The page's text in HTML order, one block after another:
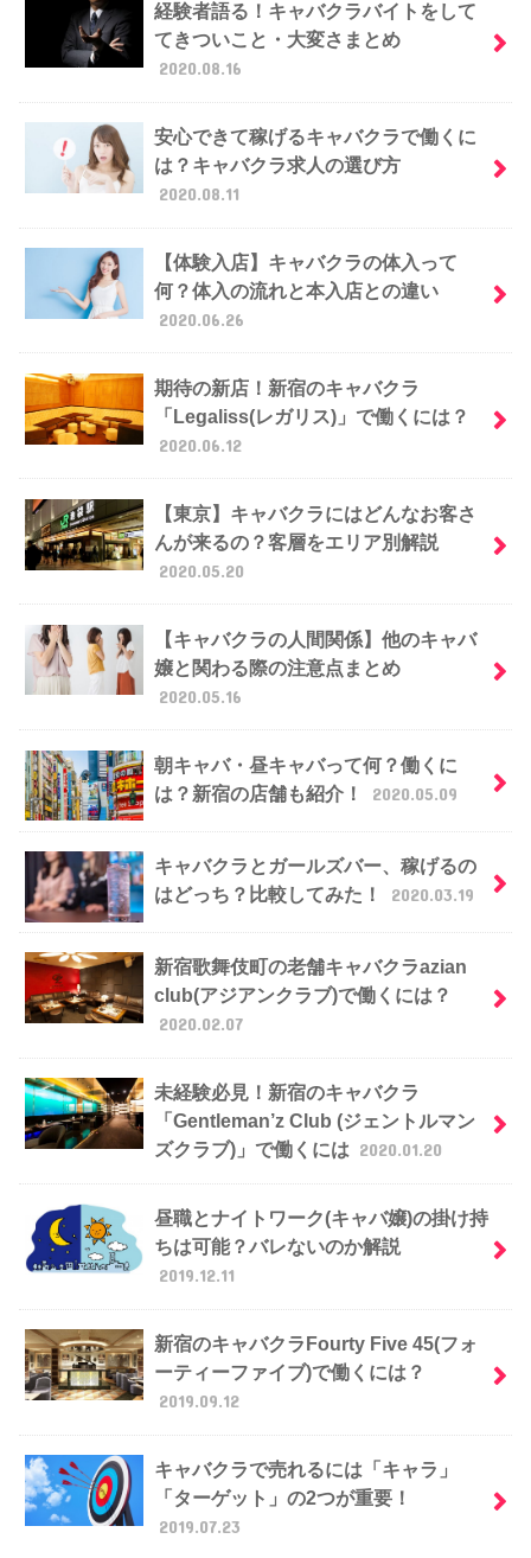
経験者語る！キャバクラバイトをして
てきついこと・大変さまとめ
2020.08.16
安心できて稼げるキャバクラで働くに
は？キャバクラ求人の選び方
2020.08.11
【体験入店】キャバクラの体入って
何？体入の流れと本入店との違い
2020.06.26
期待の新店！新宿のキャバクラ
「Legaliss(レガリス)」で働くには？
2020.06.12
【東京】キャバクラにはどんなお客さ
んが来るの？客層をエリア別解説
2020.05.20
【キャバクラの人間関係】他のキャバ
嬢と関わる際の注意点まとめ
2020.05.16
朝キャバ・昼キャバって何？働くに
は？新宿の店舗も紹介！
2020.05.09
キャバクラとガールズバー、稼げるの
はどっち？比較してみた！
2020.03.19
新宿歌舞伎町の老舗キャバクラazian
club(アジアンクラブ)で働くには？
2020.02.07
未経験必見！新宿のキャバクラ
「Gentleman’z Club (ジェントルマン
ズクラブ)」で働くには 2020.01.20
昼職とナイトワーク(キャバ嬢)の掛け持
ちは可能？バレないのか解説
2019.12.11
新宿のキャバクラFourty Five 45(フォ
ーティーファイブ)で働くには？
2019.09.12
キャバクラで売れるには「キャラ」
「ターゲット」の2つが重要！
2019.07.23